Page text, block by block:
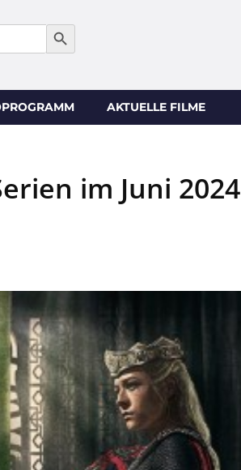
SEARCH BUTTON
AKTUELLE FILME
im Juni 2024